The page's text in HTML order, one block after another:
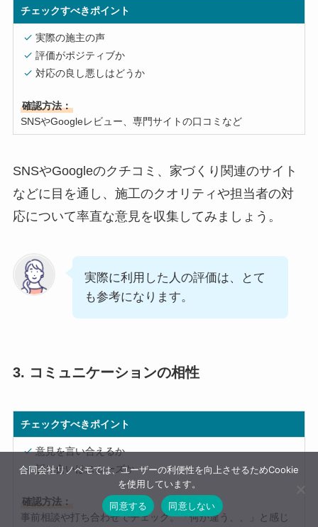
チェックすべきポイント
実際の施主の声
評価がポジティブか
対応の良し悪しはどうか
確認方法：
SNSやGoogleレビュー、専門サイトの口コミなど
SNSやGoogleのクチコミ、家づくり関連のサイト
などに目を通し、施工のクオリティや担当者の対
応について率直な意見を収集してみましょう。
実際に利用した人の評価は、とて
も参考になります。
3. コミュニケーションの相性
チェックすべきポイント
意見を言い合えるか
話し合いはスムーズか
確認方法：
事前相談や打ち合わせでチェック。「何か違う、、」と感じ
合同会社リノベモでは、ユーザーの利便性を向上させるためCookie
を使用しています。
同意する
同意しない